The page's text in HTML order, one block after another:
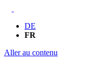
DE
FR
Aller au contenu